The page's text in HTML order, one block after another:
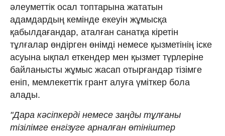
әлеуметтік осал топтарына жататын
адамдардың кемінде екеуін жұмысқа
қабылдағандар, аталған санатқа кіретін
тұлғалар өндірген өнімді немесе қызметінің іске
асуына ықпал еткендер мен қызмет түрлеріне
байланысты жұмыс жасап отырғандар тізімге
еніп, мемлекеттік грант алуға үміткер бола
алады.
"Дара кәсіпкерді немесе заңды тұлғаны
тізілімге енгізуге арналған өтініштер